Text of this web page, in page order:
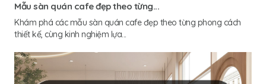
Mẫu sàn quán cafe đẹp theo từng...
Khám phá các mẫu sàn quán cafe đẹp theo từng phong cách
thiết kế, cùng kinh nghiệm lựa...